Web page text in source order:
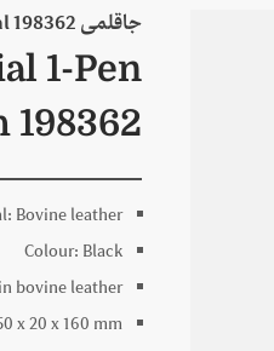
جاقلمی 198362 Montblanc Sartorial مونبلان
1-Pen
198362
Bovine leather
Colour: Black
bovine leather
x20 x160 mm